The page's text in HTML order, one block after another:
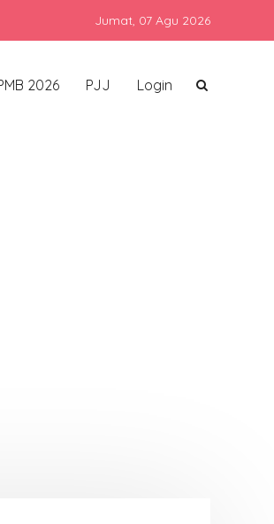
dan siap bersaing di era global dengan
Jumat, 07 Agu 2026
2026 PJJ Login